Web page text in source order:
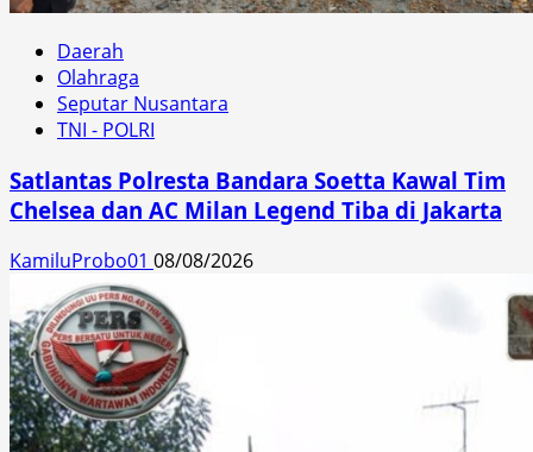
Daerah
Olahraga
Seputar Nusantara
TNI - POLRI
Satlantas Polresta Bandara Soetta Kawal Tim
Chelsea dan AC Milan Legend Tiba di Jakarta
KamiluProbo01 08/08/2026